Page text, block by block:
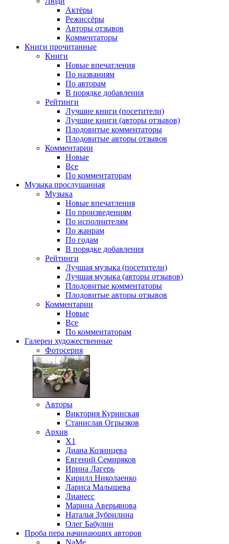
Актёры
Режиссёры
Авторы отзывов
Комментаторы
Книги прочитанные
Книги
Новые впечатления
По названиям
По авторам
В порядке добавления
Рейтинги
Лучшие книги (посетители)
Лучшие книги (авторы отзывов)
Плодовитые комментаторы
Плодовитые авторы отзывов
Комментарии
Новые
Все
По комментаторам
Музыка прослушанная
Музыка
Новые впечатления
По произведениям
По исполнителям
По жанрам
По годам
В порядке добавления
Рейтинги
Лучшая музыка (посетители)
Лучшая музыка (авторы отзывов)
Плодовитые комментаторы
Плодовитые авторы отзывов
Комментарии
Новые
Все
По комментаторам
Галереи художественные
Фотосерия
Авторы
Виктория Куринская
Станислав Огрызков
Архив
X1
Диана Козинцева
Евгений Семиряков
Ирина Лагерь
Кирилл Николаенко
Лариса Малышева
Лианесс
Марина Аверьянова
Наталья Зубрилина
Олег Бабулин
Проба пера начинающих авторов